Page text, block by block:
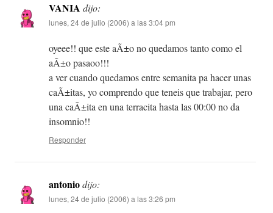
VANIA dijo:
lunes, 24 de julio (2006) a las 3:04 pm
oyeee!! que este aÃ±o no quedamos tanto como el
aÃ±o pasaoo!!!
a ver cuando quedamos entre semanita pa hacer unas
caÃ±itas, yo comprendo que teneis que trabajar, pero
una caÃ±ita en una terracita hasta las 00:00 no da
insomnio!!
Responder
antoniodijo:
lunes, 24 de julio (2006) a las 3:26 pm